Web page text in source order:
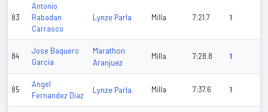
83
Antonio
Rabadan
Carrasco
Lynze Parla Milla 7:21.7 1
84
Jose Baquero
Garcia
Marathon
Aranjuez
Milla 7:28.8 1
85
Angel
Fernandez Diaz
Lynze Parla Milla 7:37.6 1